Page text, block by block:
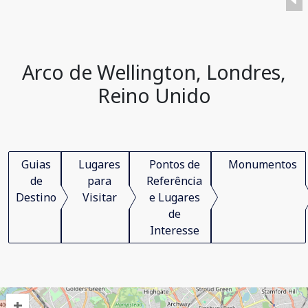
Arco de Wellington, Londres,
Reino Unido
Guias
de
Destino
Lugares
para
Visitar
Pontos de
Referência
e Lugares
de
Interesse
Monumentos